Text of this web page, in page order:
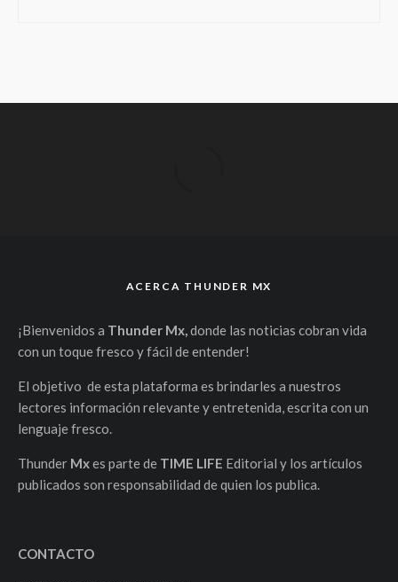
ACERCA THUNDER MX
¡Bienvenidos a Thunder Mx,donde las noticias cobran vida
con un toque fresco y fácil de entender!
El objetivo de esta plataforma es brindarles a nuestros
lectores información relevante y entretenida, escrita con un
lenguaje fresco.
Thunder Mxes parte de TIME LIFE Editorial y los artículos
publicados son responsabilidad de quien los publica.
CONTACTO